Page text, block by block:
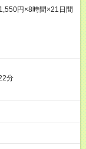
円×8時間×21日間
分